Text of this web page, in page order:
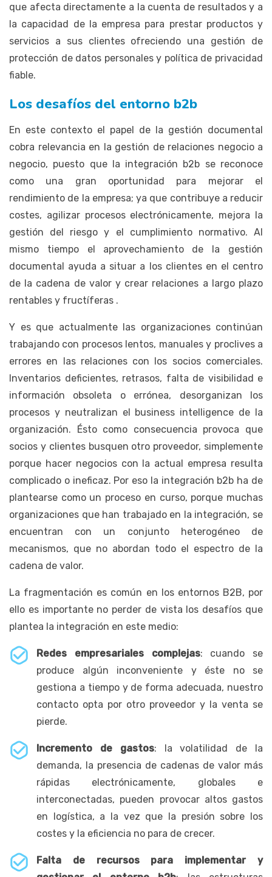
que afecta directamente a la cuenta de resultados y a
la capacidad de la empresa para prestar productos y
servicios a sus clientes ofreciendo una gestión de
protección de datos personales y política de privacidad
fiable.
Los desafíos del entorno b2b
En este contexto el papel de la gestión documental
cobra relevancia en la gestión de relaciones negocio a
negocio, puesto que la integración b2b se reconoce
como una gran oportunidad para mejorar el
rendimiento de la empresa; ya que contribuye a reducir
costes, agilizar procesos electrónicamente, mejora la
gestión del riesgo y el cumplimiento normativo. Al
mismo tiempo el aprovechamiento de la gestión
documental ayuda a situar a los clientes en el centro
de la cadena de valor y crear relaciones a largo plazo
rentables y fructíferas .
Y es que actualmente las organizaciones continúan
trabajando con procesos lentos, manuales y proclives a
errores en las relaciones con los socios comerciales.
Inventarios deficientes, retrasos, falta de visibilidad e
información obsoleta o errónea, desorganizan los
procesos y neutralizan el business intelligence de la
organización. Ésto como consecuencia provoca que
socios y clientes busquen otro proveedor, simplemente
porque hacer negocios con la actual empresa resulta
complicado o ineficaz. Por eso la integración b2b ha de
plantearse como un proceso en curso, porque muchas
organizaciones que han trabajado en la integración, se
encuentran con un conjunto heterogéneo de
mecanismos, que no abordan todo el espectro de la
cadena de valor.
La fragmentación es común en los entornos B2B, por
ello es importante no perder de vista los desafíos que
plantea la integración en este medio:
Redes empresariales complejas: cuando se
produce algún inconveniente y éste no se
gestiona a tiempo y de forma adecuada, nuestro
contacto opta por otro proveedor y la venta se
pierde.
Incremento de gastos: la volatilidad de la
demanda, la presencia de cadenas de valor más
rápidas electrónicamente, globales e
interconectadas, pueden provocar altos gastos
en logística, a la vez que la presión sobre los
costes y la eficiencia no para de crecer.
Falta de recursos para implementar y